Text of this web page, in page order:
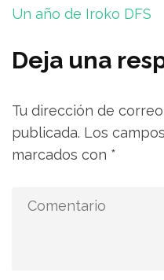
Navegación
entradas
Un año de Iroko DFS
Deja una
Tu dirección de
publicada. Los
marcados con *